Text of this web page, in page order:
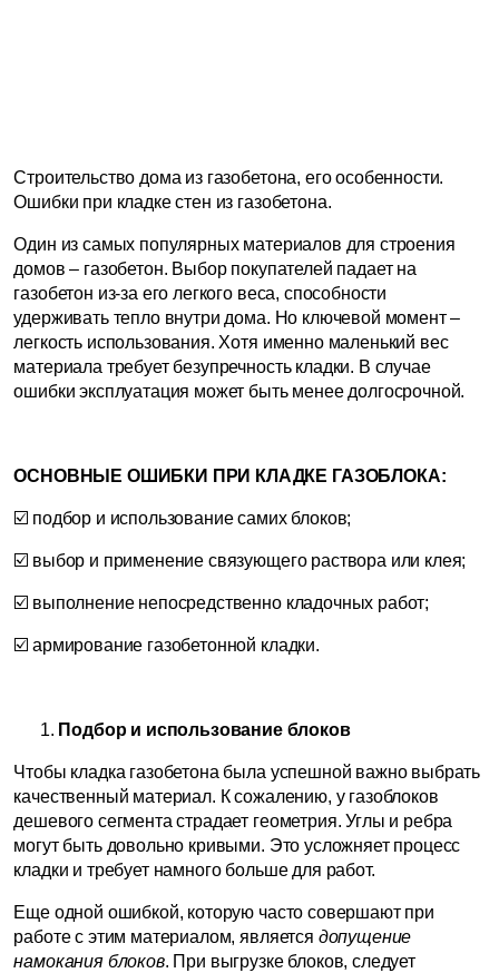
Строительство дома из газобетона, его особенности.
Ошибки при кладке стен из газобетона.
Один из самых популярных материалов для строения
домов – газобетон. Выбор покупателей падает на
газобетон из-за его легкого веса, способности
удерживать тепло внутри дома. Но ключевой момент –
легкость использования. Хотя именно маленький вес
материала требует безупречность кладки. В случае
ошибки эксплуатация может быть менее долгосрочной.
ОСНОВНЫЕ ОШИБКИ ПРИ КЛАДКЕ ГАЗОБЛОКА:
☑️ подбор и использование самих блоков;
☑️ выбор и применение связующего раствора или клея;
☑️ выполнение непосредственно кладочных работ;
☑️ армирование газобетонной кладки.
Подбор и использование блоков
Чтобы кладка газобетона была успешной важно выбрать
качественный материал. К сожалению, у газоблоков
дешевого сегмента страдает геометрия. Углы и ребра
могут быть довольно кривыми. Это усложняет процесс
кладки и требует намного больше для работ.
Еще одной ошибкой, которую часто совершают при
работе с этим материалом, является допущение
намокания блоков. При выгрузке блоков, следует